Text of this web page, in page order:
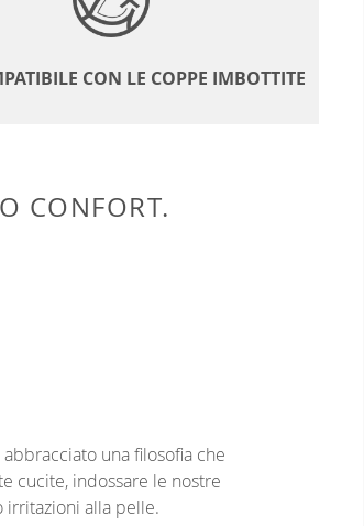
CON LE COPPE IMBOTTITE
CONFORT.
una filosofia che
cucite, indossare le nostre
irritazioni alla pelle.